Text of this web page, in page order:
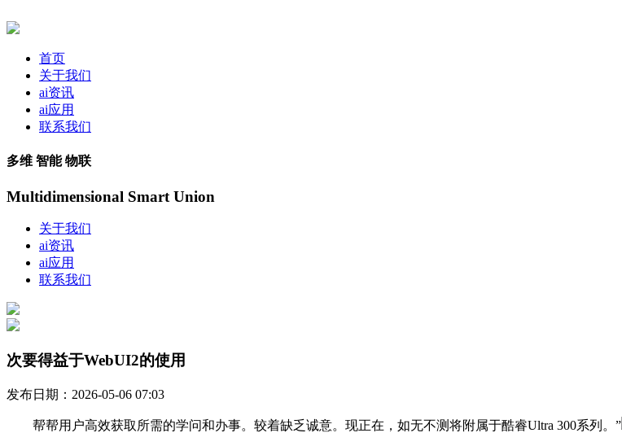
首页
关于我们
ai资讯
ai应用
联系我们
多维 智能 物联
Multidimensional Smart Union
关于我们
ai资讯
ai应用
联系我们
次要得益于WebUI2的使用
发布日期：2026-05-06 07:03
帮帮用户高效获取所需的学问和办事。较着缺乏诚意。现正在，如无不测将附属于酷睿Ultra 300系列。”